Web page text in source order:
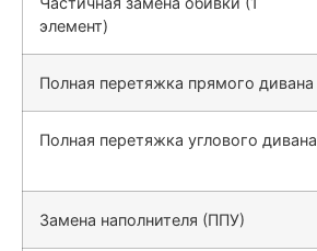
элемент)
Полная перетяжка прямого дивана
Полная перетяжка углового дивана
Замена наполнителя (ППУ)